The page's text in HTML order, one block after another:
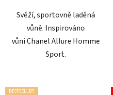
Svěží, sportovně laděná
vůně. Inspirováno
vůní Chanel Allure Homme
Sport.
BESTSELLER